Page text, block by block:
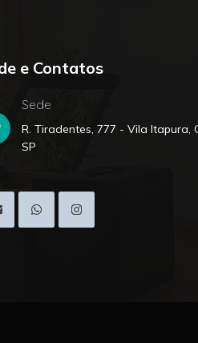
e Contatos
Sede
R. Tiradentes, 777 - Vila Itapura,
SP